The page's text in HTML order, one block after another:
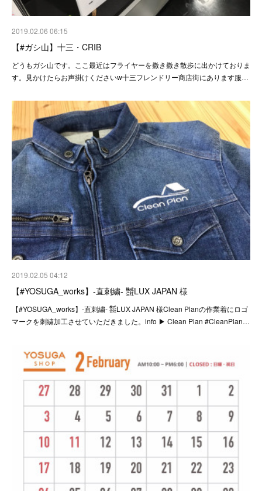
2019.02.06 06:15
【#ガシ山】十三・CRIB
どうもガシ山です。ここ最近はフライヤーを撒き撒き散歩に出かけておりま
す。見かけたらお声掛けくださいw十三フレンドリー商店街にあります服…
2019.02.05 04:12
【#YOSUGA_works】-直刺繍- ㍿LUX JAPAN 様
【#YOSUGA_works】-直刺繍- ㍿LUX JAPAN 様Clean Planの作業着にロゴ
マークを刺繍加工させていただきました。info ▶︎ Clean Plan #CleanPlan…